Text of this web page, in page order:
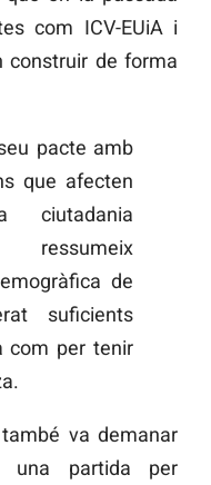
com ICV-EUiA i
construir de forma
pacte amb
que afecten
ciutadania
de
suficients
com per tenir
també va demanar
una partida per